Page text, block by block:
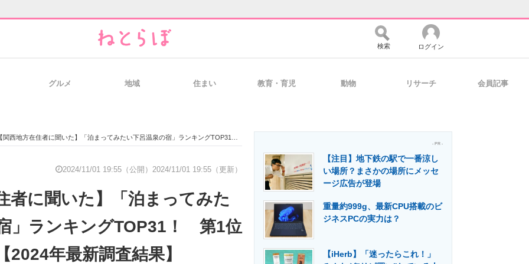
経営リーダーのコミュニティ マーケ×ITの今がよく分かる
の総合サイト 製造業のIT導入・活用を支援
検索 ログイン
グルメ 地域 住まい 教育・育児 動物 リサーチ 会員記事
西地方在住者に聞いた】「泊まってみたい下呂温泉の宿」ランキングTOP31！ 第1位は「水明館」【2024年最新調査結果】
2024/11/01 19:55（公開） 2024/11/01 19:55（更新）
者に聞いた】「泊まってみた
」ランキングTOP31！ 第1位
2024年最新調査結果】
- PR -
【注目】地下鉄の駅で一番涼し
い場所？まさかの場所にメッセ
ージ広告が登場
重量約999g、最新CPU搭載のビ
ジネスPCの実力は？
【iHerb】「迷ったらこれ！」